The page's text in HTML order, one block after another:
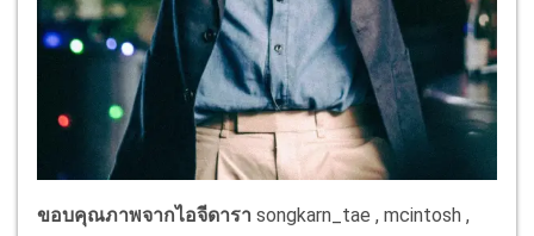
ขอบคุณภาพจากไอจีดารา songkarn_tae , mcintosh ,